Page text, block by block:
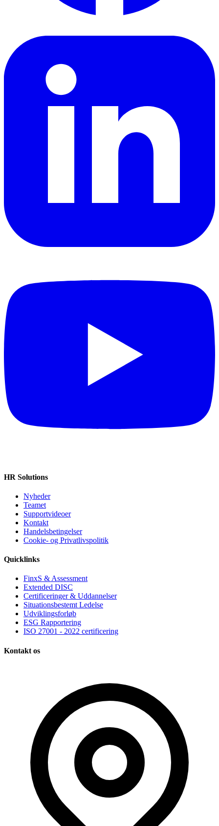
HR Solutions
Nyheder
Teamet
Supportvideoer
Kontakt
Handelsbetingelser
Cookie‑ og Privatlivspolitik
Quicklinks
FinxS & Assessment
Extended DISC
Certificeringer & Uddannelser
Situationsbestemt Ledelse
Udviklingsforløb
ESG Rapportering
ISO 27001 - 2022 certificering
Kontakt os